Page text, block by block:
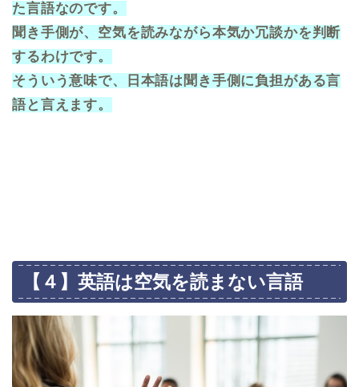
た言語なのです。
聞き手側が、空気を読みながら本気か冗談かを判断
するわけです。
そういう意味で、日本語は聞き手側に負担がある言
語と言えます。
【４】英語は空気を読まない言語